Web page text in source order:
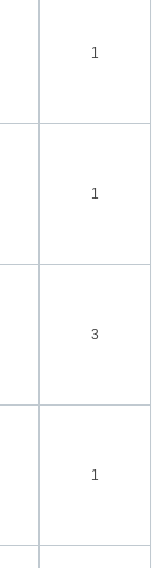
1
1
3
1